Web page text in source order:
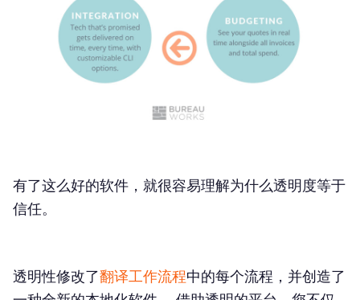
有了这么好的软件，就很容易理解为什么透明度等于
信任。
透明性修改了翻译工作流程中的每个流程，并创造了